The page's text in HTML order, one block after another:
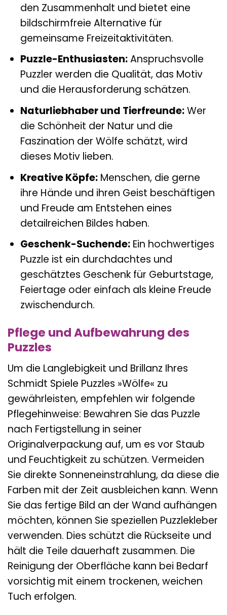
den Zusammenhalt und bietet eine
bildschirmfreie Alternative für
gemeinsame Freizeitaktivitäten.
Puzzle-Enthusiasten:Anspruchsvolle
Puzzler werden die Qualität, das Motiv
und die Herausforderung schätzen.
Naturliebhaber und Tierfreunde:Wer
die Schönheit der Natur und die
Faszination der Wölfe schätzt, wird
dieses Motiv lieben.
Kreative Köpfe:Menschen, die gerne
ihre Hände und ihren Geist beschäftigen
und Freude am Entstehen eines
detailreichen Bildes haben.
Geschenk-Suchende:Ein hochwertiges
Puzzle ist ein durchdachtes und
geschätztes Geschenk für Geburtstage,
Feiertage oder einfach als kleine Freude
zwischendurch.
Pflege und Aufbewahrung des
Puzzles
Um die Langlebigkeit und Brillanz Ihres
Schmidt Spiele Puzzles »Wölfe« zu
gewährleisten, empfehlen wir folgende
Pflegehinweise: Bewahren Sie das Puzzle
nach Fertigstellung in seiner
Originalverpackung auf, um es vor Staub
und Feuchtigkeit zu schützen. Vermeiden
Sie direkte Sonneneinstrahlung, da diese die
Farben mit der Zeit ausbleichen kann. Wenn
Sie das fertige Bild an der Wand aufhängen
möchten, können Sie speziellen Puzzlekleber
verwenden. Dies schützt die Rückseite und
hält die Teile dauerhaft zusammen. Die
Reinigung der Oberfläche kann bei Bedarf
vorsichtig mit einem trockenen, weichen
Tuch erfolgen.